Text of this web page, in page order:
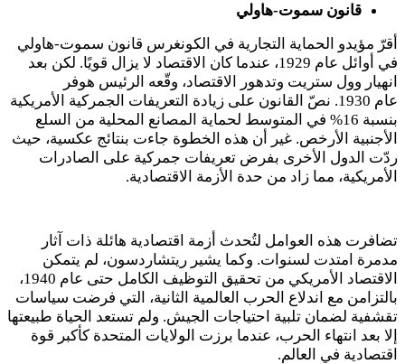
قانون سموت-هاولي
أقرّ مؤيدو الحماية التجارية في الكونغرس قانون سموت-هاولي
في أوائل عام 1929، عندما كان الاقتصاد لا يزال قويًا. لكن بعد
انهيار وول ستريت وتدهور الاقتصاد، وقّعه الرئيس هوفر
عام 1930. نصّ القانون على زيادة التعريفات الجمركية الأمريكية
بنسبة 16% في المتوسط لحماية المصانع المحلية من السلع
الأجنبية الأرخص. غير أن هذه الخطوة جاءت بنتائج عكسية، حيث
ردّت الدول الأخرى بفرض تعريفات جمركية على الصادرات
الأمريكية، مما زاد من حدة الأزمة الاقتصادية.
تضافرت هذه العوامل لتُحدث أزمة اقتصادية هائلة ذات آثار
مدمرة امتدت لسنوات. وكما يشير ريتشاردسون، لم يتمكن
الاقتصاد الأمريكي من تحقيق التوظيف الكامل حتى عام 1940،
بالتزامن مع اندلاع الحرب العالمية الثانية، التي فرضت سياسات
تقشفية لضمان تلبية احتياجات الجيش. ولم تستعد الحياة طبيعتها
إلا بعد انتهاء الحرب، عندما برزت الولايات المتحدة كأكبر قوة
اقتصادية في العالم.